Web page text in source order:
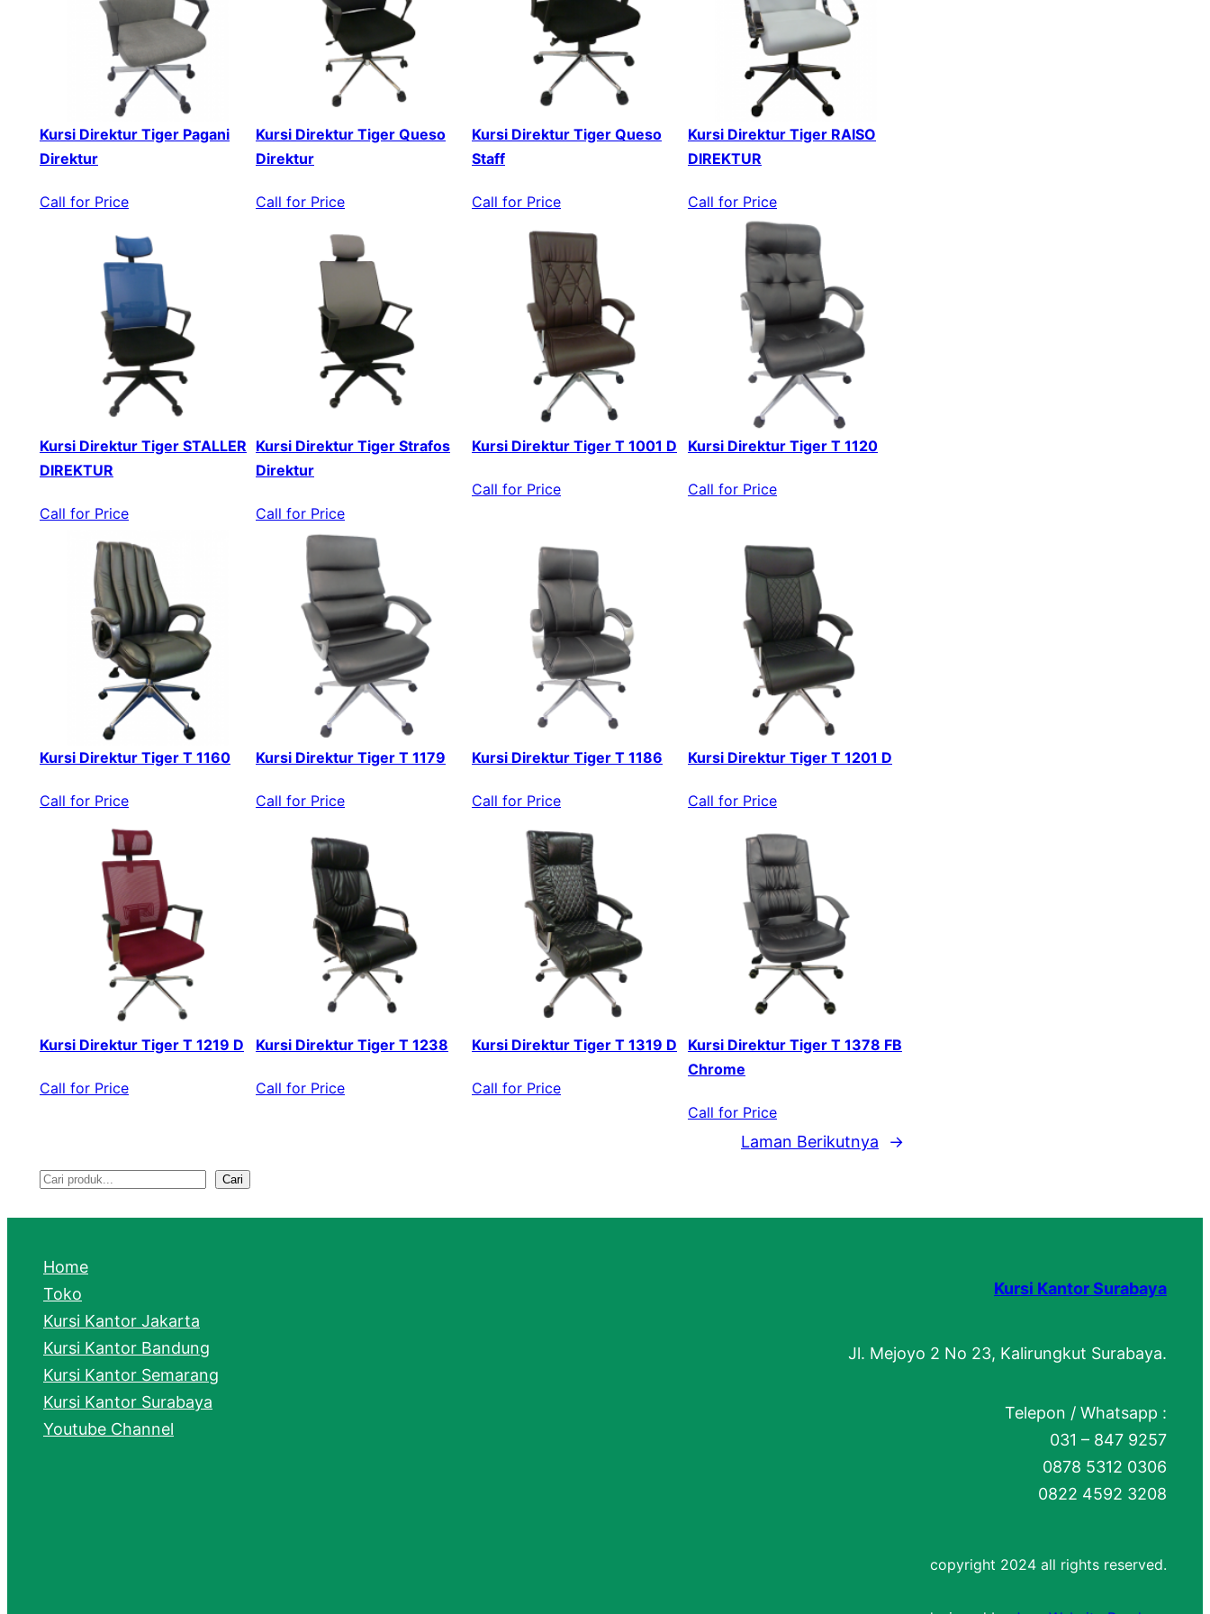
Kursi Direktur Tiger Pagani
Direktur
Call for Price
Kursi Direktur Tiger Queso
Direktur
Call for Price
Kursi Direktur Tiger Queso
Staff
Call for Price
Kursi Direktur Tiger RAISO
DIREKTUR
Call for Price
Kursi Direktur Tiger STALLER
DIREKTUR
Call for Price
Kursi Direktur Tiger Strafos
Direktur
Call for Price
Kursi Direktur Tiger T 1001 D
Call for Price
Kursi Direktur Tiger T 1120
Call for Price
Kursi Direktur Tiger T 1160
Call for Price
Kursi Direktur Tiger T 1179
Call for Price
Kursi Direktur Tiger T 1186
Call for Price
Kursi Direktur Tiger T 1201 D
Call for Price
Kursi Direktur Tiger T 1219 D
Call for Price
Kursi Direktur Tiger T 1238
Call for Price
Kursi Direktur Tiger T 1319 D
Call for Price
Kursi Direktur Tiger T 1378 FB
Chrome
Call for Price
Laman Berikutnya →
S
e
a
r
c
h
Cari
Home
Toko
Kursi Kantor Jakarta
Kursi Kantor Bandung
Kursi Kantor Semarang
Kursi Kantor Surabaya
Youtube Channel
Kursi Kantor Surabaya
Jl. Mejoyo 2 No 23, Kalirungkut Surabaya.
Telepon / Whatsapp :
031 – 847 9257
0878 5312 0306
0822 4592 3208
copyright 2024 all rights reserved.